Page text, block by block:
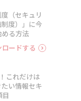
度（セキュリ
度）」に今
る方法
ードする
これだけは
い情報セキ
目